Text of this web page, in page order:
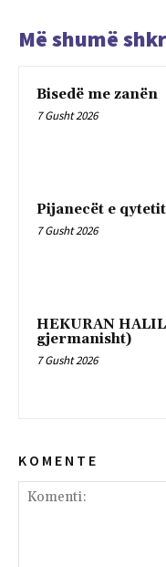
Më shumë
Bisedë me zanën
7 Gusht 2026
Pijanecët e
7 Gusht 2026
HEKURAN
gjermanisht)
7 Gusht 2026
K O M E N T E